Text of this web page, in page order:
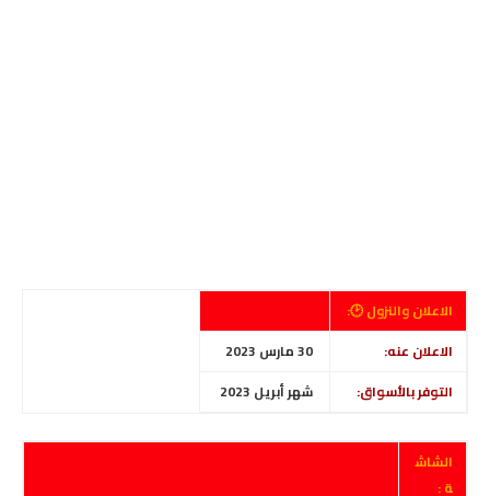
الاعلان والنزول 🕑:
الاعلان عنه:
التوفر بالأسواق:
شهرأبريل 2023
الشاش
ة :